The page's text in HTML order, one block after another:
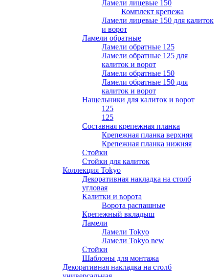
Ламели лицевые 150
Комплект крепежа
Ламели лицевые 150 для калиток
и ворот
Ламели обратные
Ламели обратные 125
Ламели обратные 125 для
калиток и ворот
Ламели обратные 150
Ламели обратные 150 для
калиток и ворот
Нащельники для калиток и ворот
125
125
Составная крепежная планка
Крепежная планка верхняя
Крепежная планка нижняя
Стойки
Стойки для калиток
Коллекция Tokyo
Декоративная накладка на столб
угловая
Калитки и ворота
Ворота распашные
Крепежный вкладыш
Ламели
Ламели Tokyo
Ламели Tokyo new
Стойки
Шаблоны для монтажа
Декоративная накладка на столб